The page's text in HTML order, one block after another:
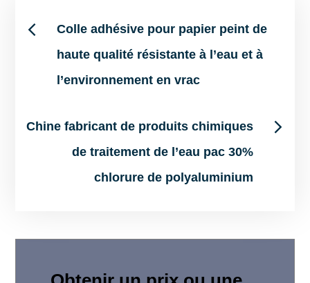
Post
navigation
Colle adhésive pour papier peint de
haute qualité résistante à l’eau et à
l’environnement en vrac
Chine fabricant de produits chimiques
de traitement de l’eau pac 30%
chlorure de polyaluminium